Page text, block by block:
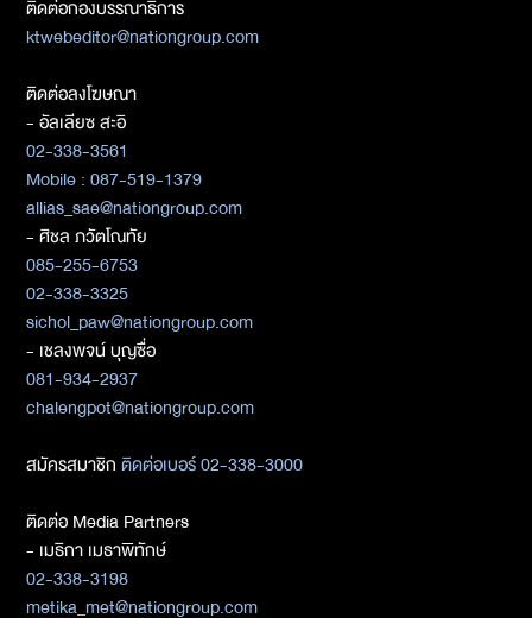
ติดต่อกองบรรณาธิการ
ktwebeditor@nationgroup.com
ติดต่อลงโฆษณา
- อัลเลียซ สะอิ
02-338-3561
Mobile : 087-519-1379
allias_sae@nationgroup.com
- ศิชล ภวัตโณทัย
085-255-6753
02-338-3325
sichol_paw@nationgroup.com
- เชลงพจน์ บุญซื่อ
081-934-2937
chalengpot@nationgroup.com
สมัครสมาชิกติดต่อเบอร์ 02-338-3000
ติดต่อ Media Partners
- เมธิกา เมธาพิทักษ์
02-338-3198
metika_met@nationgroup.com